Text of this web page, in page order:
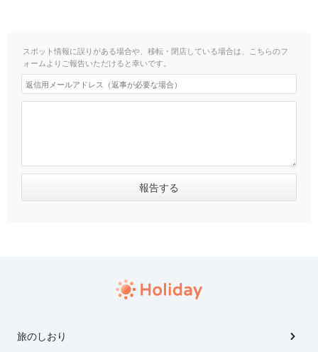
スポット情報に誤りがある場合や、移転・閉店している場合は、こちらのフ
ォームよりご報告いただけると幸いです。
旅のしおり